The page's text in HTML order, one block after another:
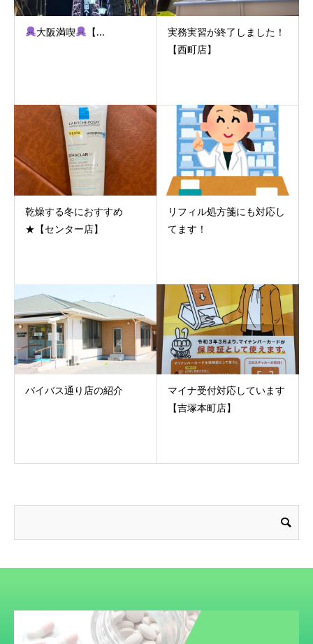
大阪満喫 【...
実務実習が終了しました！
【西町店】
乾燥する冬におすすめ
★【センター店】
リフィル処方箋にも対応し
てます！
バイバス通り店の紹介
マイナ受付対応しています
【吉塚本町店】